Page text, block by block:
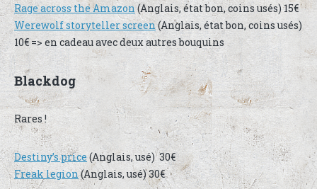
Rage across the Amazon(Anglais, état bon, coins usés) 15€
Werewolf storyteller screen(Anglais, état bon, coins usés)
10€ => en cadeau avec deux autres bouquins
Blackdog
Rares !
Destiny’s price (Anglais, usé) 30€
Freak legion(Anglais, usé) 30€